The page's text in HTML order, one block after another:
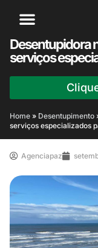
Desentupidora
serviços
Home » Desentupimento
serviços especializados
Agenciapaz